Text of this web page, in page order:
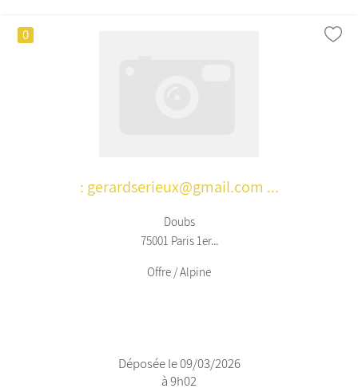
0
: gerardserieux@gmail.com ...
Doubs
75001 Paris 1er...
Offre / Alpine
Déposée le 09/03/2026
à 9h02